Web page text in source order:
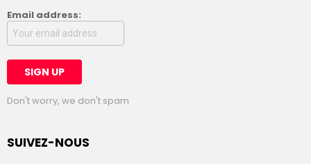
Email address:
Don't worry, we don't spam
SUIVEZ-NOUS